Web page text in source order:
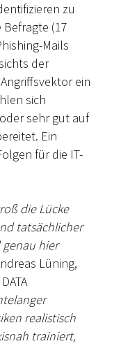
zu
(17
Mails
der
ein
sich
sehr gut auf
Ein
für die IT-
die Lücke
tatsächlicher
hier
Lüning,
realistisch
trainiert,